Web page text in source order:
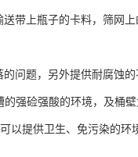
上瓶子的卡料，筛网上
题，另外提供耐腐蚀的
强硷强酸的环境，及桶壁
提供卫生、免污染的环